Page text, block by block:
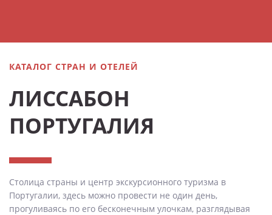
КАТАЛОГ СТРАН И ОТЕЛЕЙ
ЛИССАБОН
ПОРТУГАЛИЯ
Столица страны и центр экскурсионного туризма в
Португалии, здесь можно провести не один день,
прогуливаясь по его бесконечным улочкам, разглядывая